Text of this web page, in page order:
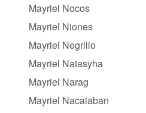
Mayriel Nocos
Mayriel Niones
Mayriel Negrillo
Mayriel Natasyha
Mayriel Narag
Mayriel Nacalaban